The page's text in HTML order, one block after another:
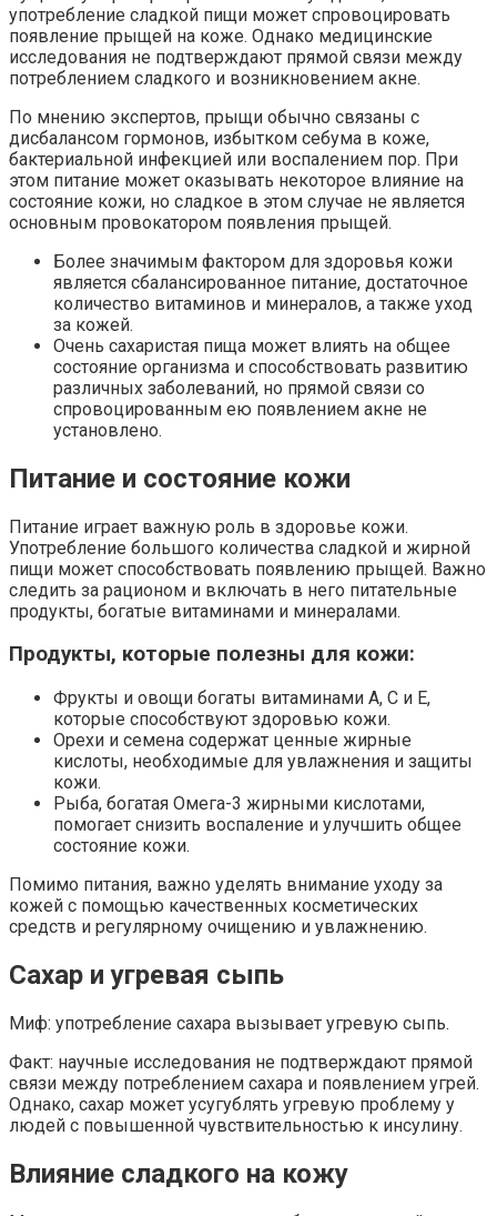
употребление сладкой пищи может спровоцировать
появление прыщей на коже. Однако медицинские
исследования не подтверждают прямой связи между
потреблением сладкого и возникновением акне.
По мнению экспертов, прыщи обычно связаны с
дисбалансом гормонов, избытком себума в коже,
бактериальной инфекцией или воспалением пор. При
этом питание может оказывать некоторое влияние на
состояние кожи, но сладкое в этом случае не является
основным провокатором появления прыщей.
Более значимым фактором для здоровья кожи
является сбалансированное питание, достаточное
количество витаминов и минералов, а также уход
за кожей.
Очень сахаристая пища может влиять на общее
состояние организма и способствовать развитию
различных заболеваний, но прямой связи со
спровоцированным ею появлением акне не
установлено.
Питание и состояние кожи
Питание играет важную роль в здоровье кожи.
Употребление большого количества сладкой и жирной
пищи может способствовать появлению прыщей. Важно
следить за рационом и включать в него питательные
продукты, богатые витаминами и минералами.
Продукты, которые полезны для кожи:
Фрукты и овощи богаты витаминами A, C и E,
которые способствуют здоровью кожи.
Орехи и семена содержат ценные жирные
кислоты, необходимые для увлажнения и защиты
кожи.
Рыба, богатая Омега-3 жирными кислотами,
помогает снизить воспаление и улучшить общее
состояние кожи.
Помимо питания, важно уделять внимание уходу за
кожей с помощью качественных косметических
средств и регулярному очищению и увлажнению.
Сахар и угревая сыпь
Миф: употребление сахара вызывает угревую сыпь.
Факт: научные исследования не подтверждают прямой
связи между потреблением сахара и появлением угрей.
Однако, сахар может усугублять угревую проблему у
людей с повышенной чувствительностью к инсулину.
Влияние сладкого на кожу